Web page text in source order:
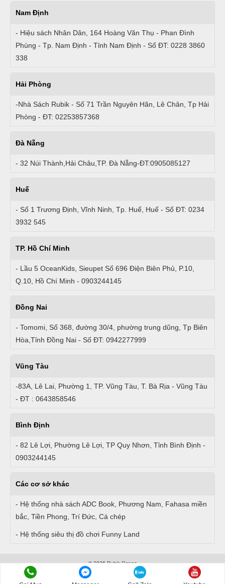
Nam Định
- Hiệu sách Nhân Dân, 164 Hoàng Văn Thụ - Phan Đình
Phùng - Tp. Nam Định - Tỉnh Nam Định - Số ĐT: 0228 3860
338
Hải Phòng
-Nhà Sách Rubik - Số 71 Trần Nguyên Hãn, Lê Chân, Tp Hải
Phòng - ĐT: 02253857368
Đà Nẵng
- 32 Núi Thành,Hải Châu,TP. Đà Nẵng-ĐT:0905085127
Huế
- Số 1 Trương Định, Vĩnh Ninh, Tp. Huế, Huế - Số ĐT: 0234
3932 545
TP. Hồ Chí Minh
- Lầu 5 OceanKids, Sieupet Số 696 Điện Biên Phủ, P.10,
Q.10, Hồ Chí Minh - 0903244145
Đồng Nai
- Tomomi, Số 368, đường 30/4, phường trung dũng, Tp Biên
Hòa,Tỉnh Đồng Nai - Số ĐT: 0942277999
Vũng Tàu
-83A, Lê Lai, Phường 1, TP. Vũng Tàu, T. Bà Rịa - Vũng Tàu
- ĐT : 0643858546
Bình Định
- 82 Lê Lợi, Phường Lê Lợi, TP Quy Nhơn, Tỉnh Bình Định -
0903244145
Các cơ sở khác
- Hệ thống nhà sách ADC Book, Phương Nam, Fahasa miền
bắc, Tiền Phong, Trí Đức, Cá chép
- Hệ thống siêu thị đồ chơi Funny Land
© 2026 Rubik Ocean